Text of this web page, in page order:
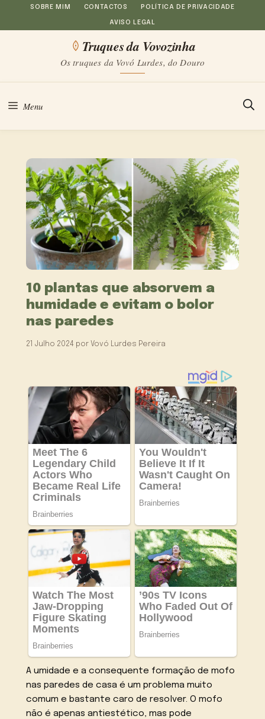
Saltar
para
conteúdo
SOBRE MIM CONTACTOS POLÍTICA DE PRIVACIDADE
AVISO LEGAL
Truques da Vovozinha
Os truques da Vovó Lurdes, do Douro
Menu
10 plantas que absorvem a
humidade e evitam o bolor
nas paredes
21 Julho 2024 por Vovó Lurdes Pereira
A umidade e a consequente formação de mofo
nas paredes de casa é um problema muito
comum e bastante caro de resolver. O mofo
não é apenas antiestético, mas pode